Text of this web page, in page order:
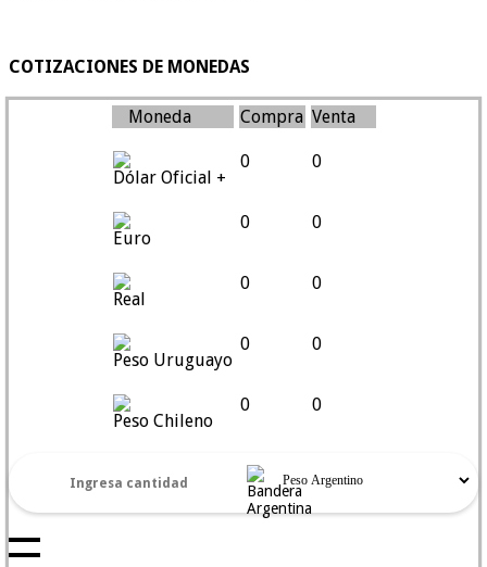
COTIZACIONES DE MONEDAS
Moneda Compra Venta
Dólar Oficial +
0 0
Euro
0 0
Real
0 0
Peso Uruguayo
0 0
Peso Chileno
0 0